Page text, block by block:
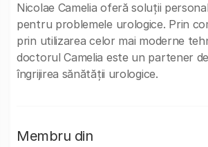
Nicolae Camelia oferă soluții
pentru problemele urologice. Prin
prin utilizarea celor mai moderne
doctorul Camelia este un partener
îngrijirea sănătății urologice.
Membru din